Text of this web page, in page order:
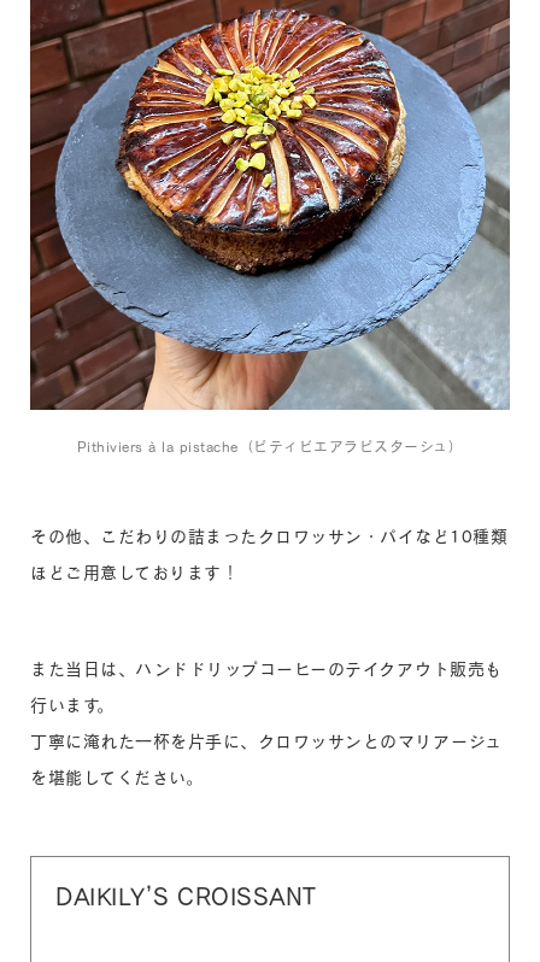
Pithiviers à la pistache（ピティビエアラピスターシュ）
その他、こだわりの詰まったクロワッサン・パイなど10種類
ほどご用意しております！
また当日は、ハンドドリップコーヒーのテイクアウト販売も
行います。
丁寧に淹れた一杯を片手に、クロワッサンとのマリアージュ
を堪能してください。
DAIKILY’S CROISSANT